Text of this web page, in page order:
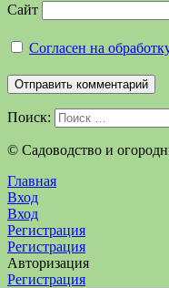
Сайт
Согласен на
Поиск:
©️ Садоводство и
Главная
Вход
Вход
Регистрация
Регистрация
Авторизация
Регистрация